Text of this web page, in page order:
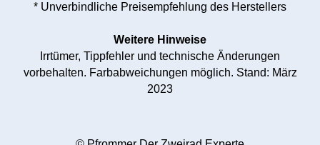
* Unverbindliche Preisempfehlung des Herstellers
Weitere Hinweise
Irrtümer, Tippfehler und technische Änderungen
vorbehalten. Farbabweichungen möglich. Stand: März
2023